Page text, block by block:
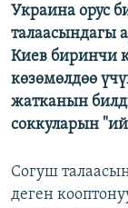
Украина орус
талаасындагы
Киев биринчи
көзөмөлдөө
жатканын
соккуларын
Согуш
деген